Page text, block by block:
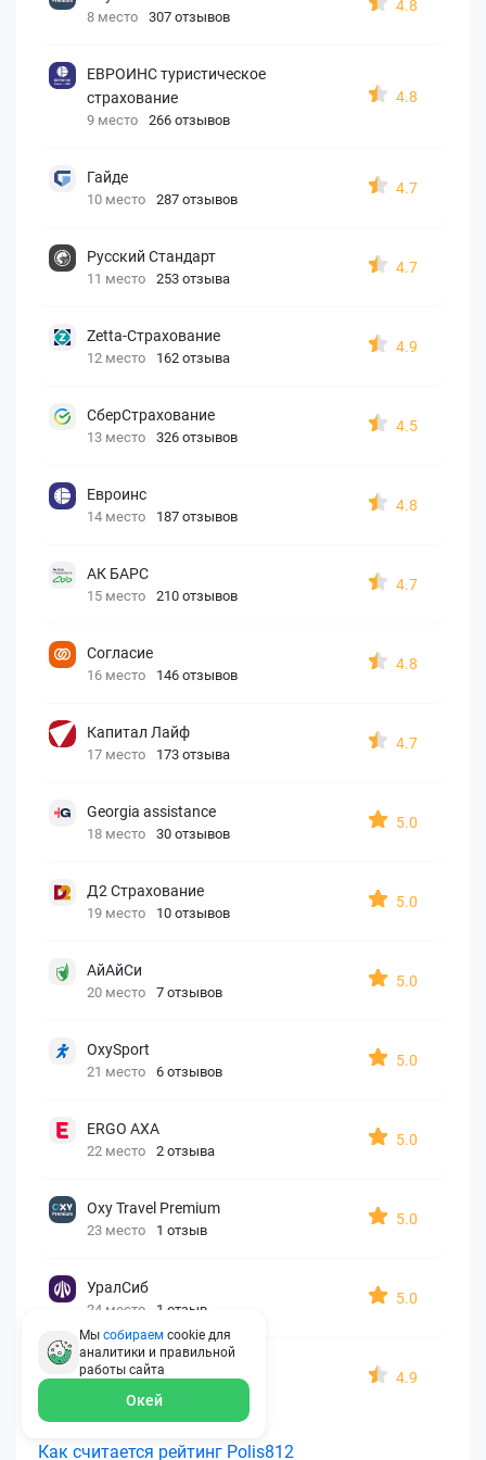
8 место 307 отзывов
4.8
ЕВРОИНС туристическое
страхование
9 место 266 отзывов
4.8
Гайде
10 место 287 отзывов
4.7
Русский Стандарт
11 место 253 отзыва
4.7
Zetta-Страхование
12 место 162 отзыва
4.9
СберСтрахование
13 место 326 отзывов
4.5
Евроинс
14 место 187 отзывов
4.8
АК БАРС
15 место 210 отзывов
4.7
Согласие
16 место 146 отзывов
4.8
Капитал Лайф
17 место 173 отзыва
4.7
Georgia assistance
18 место 30 отзывов
5.0
Д2 Страхование
19 место 10 отзывов
5.0
АйАйСи
20 место 7 отзывов
5.0
OxySport
21 место 6 отзывов
5.0
ERGO AXA
22 место 2 отзыва
5.0
Oxy Travel Premium
23 место 1 отзыв
5.0
УралСиб
24 место 1 отзыв
5.0
МАКС
4.9
Как считается рейтинг Polis812
Мы собираем cookie для
аналитики и правильной
работы сайта
Окей